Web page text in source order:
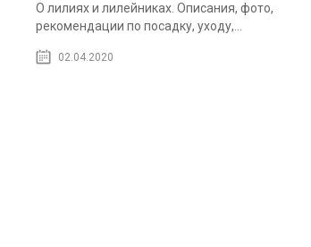
О лилиях и лилейниках. Описания, фото,
рекомендации по посадку, уходу,...
02.04.2020